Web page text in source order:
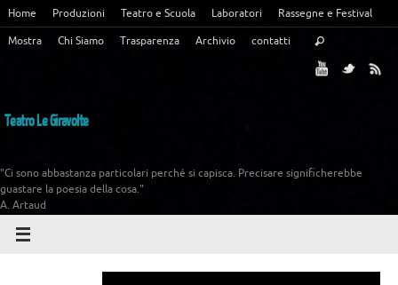
Home Produzioni Teatro e Scuola Laboratori
Rassegne e Festival
Mostra
Chi Siamo Trasparenza Archivio contatti
Teatro Le Giravolte
"Ci sono abbastanza particolari perché si capisca. Precisare significherebbe
guastare la poesia della cosa."
A. Artaud